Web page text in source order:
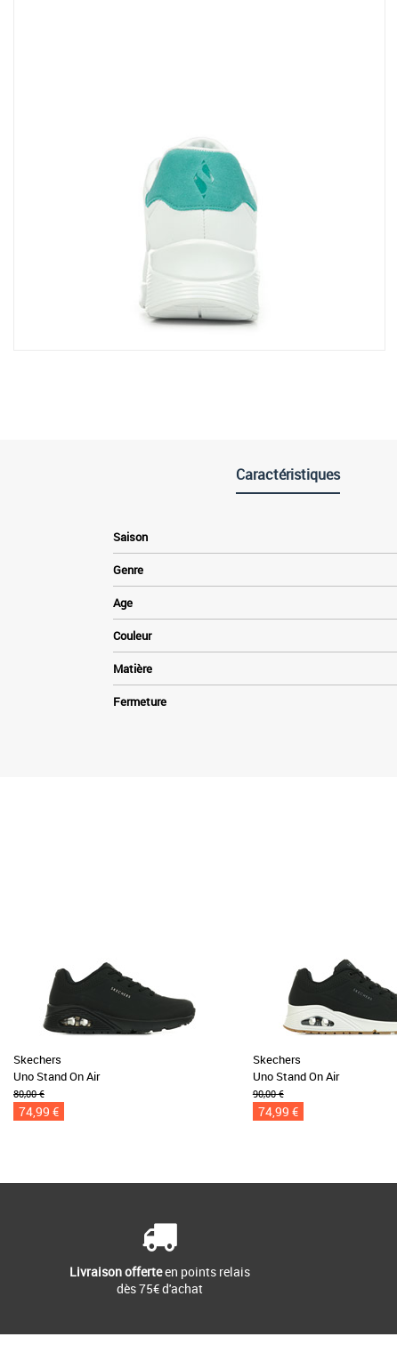
Caractéristiques
Saison
Genre
Age
Couleur
Matière
Fermeture
Skechers
Uno Stand On Air
80,00 €
74,99 €
Skechers
Uno Stand On Air
90,00 €
74,99 €
Livraison offerteen points relais
dès 75€ d'achat